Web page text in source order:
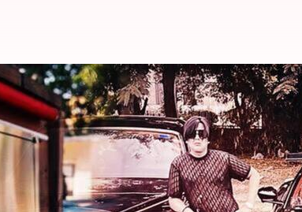
ఇంట్లో రూ.50 కోట్ల విలువైన
కార్యాలయాలపై ఆదాయపు పన్ను శాఖ